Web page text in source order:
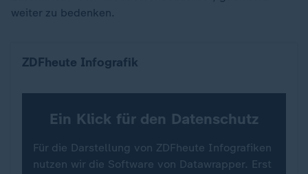
weiter zu bedenken.
ZDFheute Infografik
Ein Klick für den Datenschutz
Für die Darstellung von ZDFheute Infografiken
nutzen wir die Software von Datawrapper. Erst